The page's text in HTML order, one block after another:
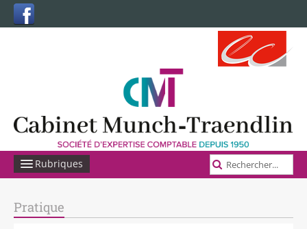
Rubriques
Pratique